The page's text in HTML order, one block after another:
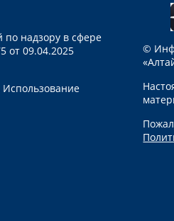
по надзору в сфере
от 09.04.2025
©